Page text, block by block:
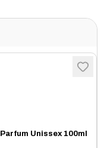
Unissex 100ml